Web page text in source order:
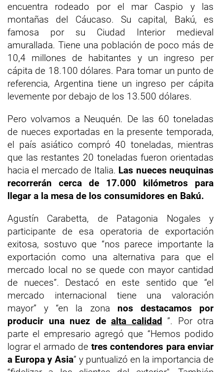
encuentra rodeado por el mar Caspio y las
montañas del Cáucaso. Su capital, Bakú, es
famosa por su Ciudad Interior medieval
amurallada. Tiene una población de poco más de
10,4 millones de habitantes y un ingreso per
cápita de 18.100 dólares. Para tomar un punto de
referencia, Argentina tiene un ingreso per cápita
levemente por debajo de los 13.500 dólares.
Pero volvamos a Neuquén. De las 60 toneladas
de nueces exportadas en la presente temporada,
el país asiático compró 40 toneladas, mientras
que las restantes 20 toneladas fueron orientadas
hacia el mercado de Italia. Las nueces neuquinas
recorrerán cerca de 17.000 kilómetros para
llegar a la mesa de los consumidores en Bakú.
Agustín Carabetta, de Patagonia Nogales y
participante de esa operatoria de exportación
exitosa, sostuvo que “nos parece importante la
exportación como una alternativa para que el
mercado local no se quede con mayor cantidad
de nueces”. Destacó en este sentido que “el
mercado internacional tiene una valoración
mayor” y “en la zona nos destacamos por
producir una nuez de alta calidad ”. Por otra
parte el empresario agregó que “Hemos podido
lograr el armado de tres contendores para enviar
a Europa y Asia” y puntualizó en la importancia de